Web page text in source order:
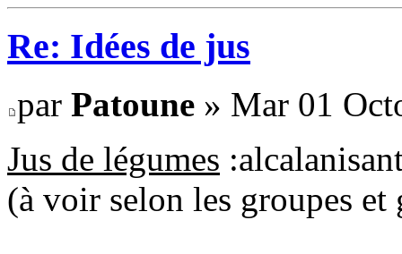
Re: Idées de jus
par Patoune » Mar 01
Jus de légumes
(à voir selon les groupes et